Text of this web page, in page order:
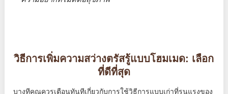
วิธีการเพิ่มความสว่างตรัสรู้แบบโฮมเมด: เลือก
ที่ดีที่สุด
บางทีคุณควรเตือนทันทีเกี่ยวกับการใช้วิธีการแบบเก่าที่รุนแรงของ